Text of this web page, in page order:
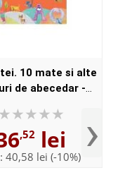
10 mate si alte
de abecedar -
,52 lei
40,58 lei (-10%) ›